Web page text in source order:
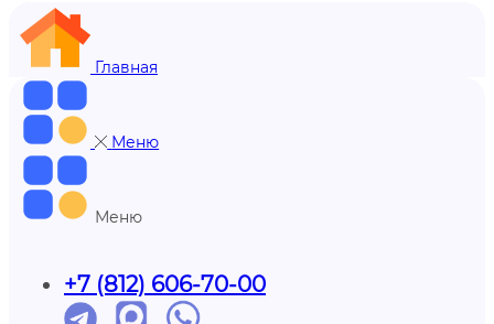
Главная
Меню
Меню
+7 (812) 606-70-00